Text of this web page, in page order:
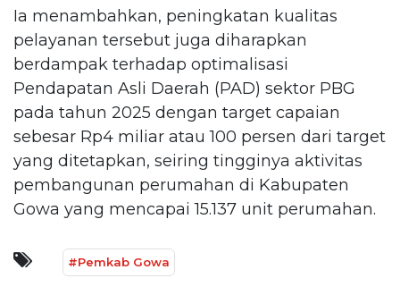
Ia menambahkan, peningkatan kualitas
pelayanan tersebut juga diharapkan
berdampak terhadap optimalisasi
Pendapatan Asli Daerah (PAD) sektor PBG
pada tahun 2025 dengan target capaian
sebesar Rp4 miliar atau 100 persen dari target
yang ditetapkan, seiring tingginya aktivitas
pembangunan perumahan di Kabupaten
Gowa yang mencapai 15.137 unit perumahan.
#Pemkab Gowa